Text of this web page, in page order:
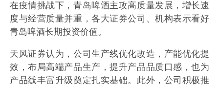
在疫情挑战下，青岛啤酒主攻高质量发展，增长速
度与经营质量并重，各大证券公司、机构表示看好
青岛啤酒长期投资价值。
天风证券认为，公司生产线优化改造，产能优化提
效，布局高端产品生产，提升产品品质口感，也为
产品线丰富升级奠定扎实基础。此外，公司积极推